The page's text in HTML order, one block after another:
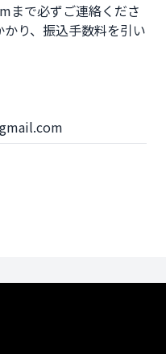
まで必ずご連絡くださ
り、振込手数料を引い